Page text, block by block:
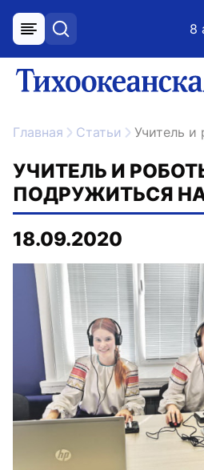
меню поиск 8
Главная Статьи Учитель и
УЧИТЕЛЬ И
ПОДРУЖИТЬСЯ
18.09.2020